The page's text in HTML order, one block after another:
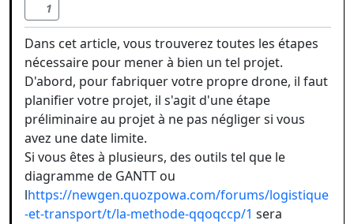
1
Dans cet article, vous trouverez toutes les étapes
nécessaire pour mener à bien un tel projet.
D'abord, pour fabriquer votre propre drone, il faut
planifier votre projet, il s'agit d'une étape
préliminaire au projet à ne pas négliger si vous
avez une date limite.
Si vous êtes à plusieurs, des outils tel que le
diagramme de GANTT ou
lhttps://newgen.quozpowa.com/forums/logistique
-et-transport/t/la-methode-qqoqccp/1 sera